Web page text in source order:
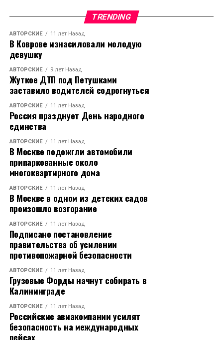
TRENDING
АВТОРСКИЕ 11 лет Назад
В Коврове изнасиловали молодую
девушку
АВТОРСКИЕ 9 лет Назад
Жуткое ДТП под Петушками
заставило водителей содрогнуться
АВТОРСКИЕ 11 лет Назад
Россия празднует День народного
единства
АВТОРСКИЕ 11 лет Назад
В Москве подожгли автомобили
припаркованные около
многоквартирного дома
АВТОРСКИЕ 11 лет Назад
В Москве в одном из детских садов
произошло возгорание
АВТОРСКИЕ 11 лет Назад
Подписано постановление
правительства об усилении
противопожарной безопасности
АВТОРСКИЕ 11 лет Назад
Грузовые Форды начнут собирать в
Калининграде
АВТОРСКИЕ 11 лет Назад
Российские авиакомпании усилят
безопасность на международных
рейсах